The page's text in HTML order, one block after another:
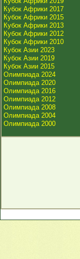
Кубок Африки 2017
Кубок Африки 2015
Кубок Африки 2013
Кубок Африки 2012
Кубок Африки 2010
Кубок Азии 2023
Кубок Азии 2019
Кубок Азии 2015
Олимпиада 2024
Олимпиада 2020
Олимпиада 2016
Олимпиада 2012
Олимпиада 2008
Олимпиада 2004
Олимпиада 2000